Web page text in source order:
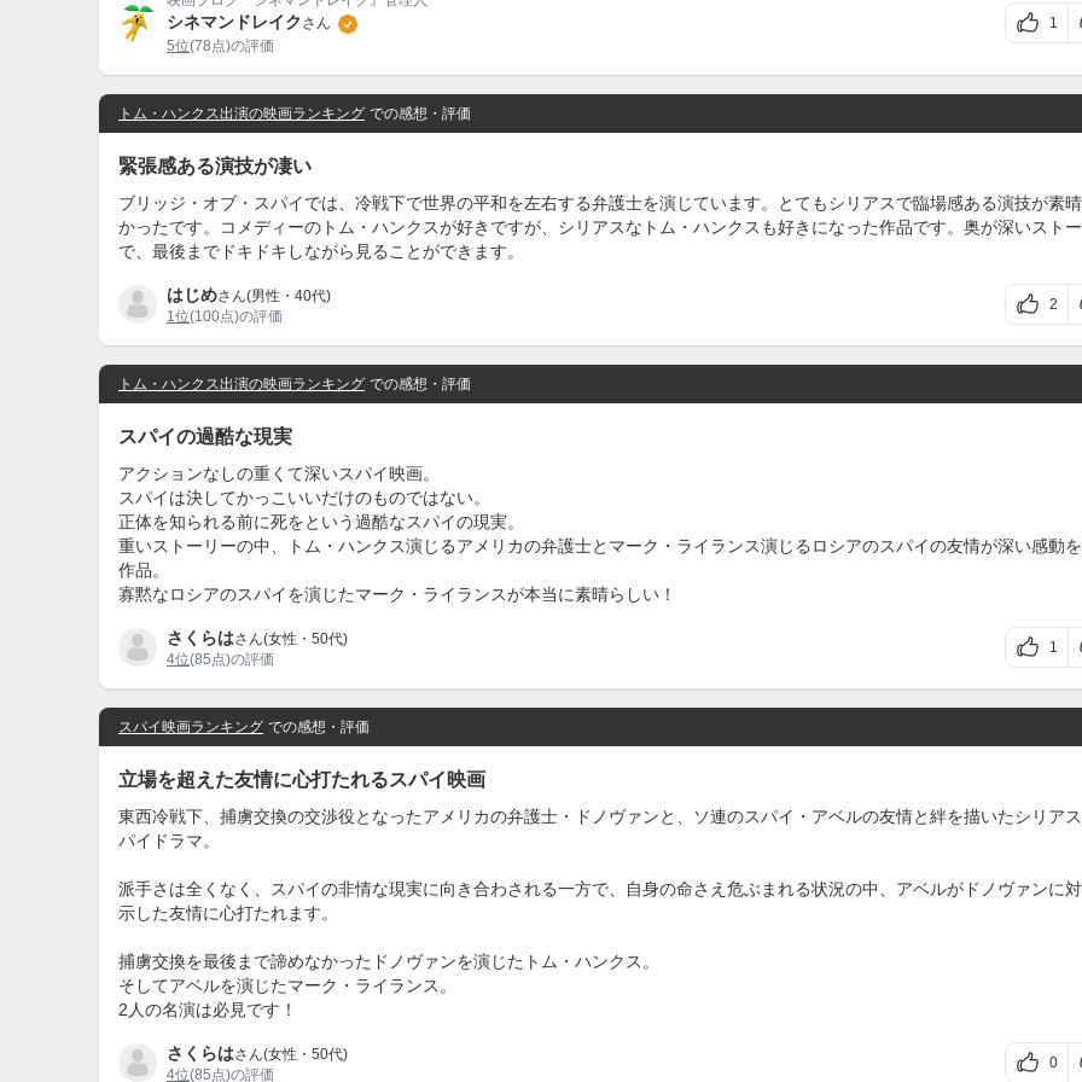
シネマンドレイク さん
5位(78点)の評価
1
トム・ハンクス出演の映画ランキング での感想・評価
緊張感ある演技が凄い
ブリッジ・オブ・スパイでは、冷戦下で世界の平和を左右する弁護士を演じています。とてもシリアスで臨場感ある演技が素
かったです。コメディーのトム・ハンクスが好きですが、シリアスなトム・ハンクスも好きになった作品です。奥が深いスト
で、最後までドキドキしながら見ることができます。
はじめさん(男性・40代)
1位(100点)の評価
2
トム・ハンクス出演の映画ランキング での感想・評価
スパイの過酷な現実
アクションなしの重くて深いスパイ映画。
スパイは決してかっこいいだけのものではない。
正体を知られる前に死をという過酷なスパイの現実。
重いストーリーの中、トム・ハンクス演じるアメリカの弁護士とマーク・ライランス演じるロシアのスパイの友情が深い感動
作品。
寡黙なロシアのスパイを演じたマーク・ライランスが本当に素晴らしい！
さくらはさん(女性・50代)
4位(85点)の評価
1
スパイ映画ランキング での感想・評価
立場を超えた友情に心打たれるスパイ映画
東西冷戦下、捕虜交換の交渉役となったアメリカの弁護士・ドノヴァンと、ソ連のスパイ・アベルの友情と絆を描いたシリア
パイドラマ。
派手さは全くなく、スパイの非情な現実に向き合わされる一方で、自身の命さえ危ぶまれる状況の中、アベルがドノヴァンに
示した友情に心打たれます。
捕虜交換を最後まで諦めなかったドノヴァンを演じたトム・ハンクス。
そしてアベルを演じたマーク・ライランス。
2人の名演は必見です！
さくらはさん(女性・50代)
4位(85点)の評価
0